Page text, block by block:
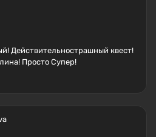
Действительнострашный квест!
Просто Супер!